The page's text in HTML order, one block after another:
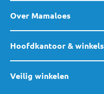
Over Mamaloes
Hoofdkantoor & winkels
Veilig winkelen